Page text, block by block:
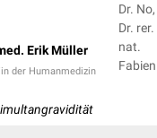
Erik Müller
der Humanmedizin
Dr. No,
Dr. rer.
nat.